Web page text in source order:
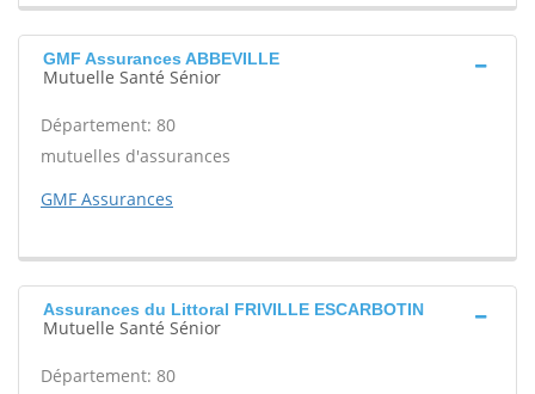
GMF Assurances ABBEVILLE
Mutuelle Santé Sénior
Département: 80
mutuelles d'assurances
GMF Assurances
Assurances du Littoral FRIVILLE ESCARBOTIN
Mutuelle Santé Sénior
Département: 80